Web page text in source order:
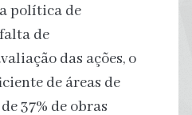
política de
de
das ações, o
de áreas de
37% de obras